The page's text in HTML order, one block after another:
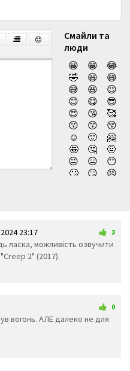
Смайли та
люди
😀
😁
😂
🤣
😃
😄
😅
😆
😉
😊
😋
😎
😍
😘
🥰
😗
😙
😚
☺️
🙂
🤗
🤩
🤔
🤨
😐
😑
😶
🙄
😏
😣
😔
😕
🙃
🤑
😬
😰
😱
🥵
23:17 3
ласка, можливість озвучити
2" (2017).
0
вогонь. АЛЕ далеко не для